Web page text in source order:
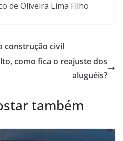
de Oliveira Lima Filho
construção civil
como fica o reajuste dos
aluguéis?
também